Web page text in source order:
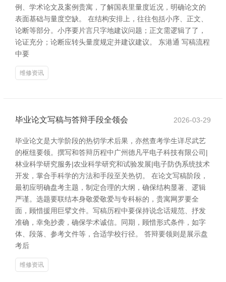
例、学术论文及案例贵寓，了解国表里量度近况，明确论文的
表面基础与量度空缺。 在结构安排上，往往包括小序、正文、
论断等部分。小序要片言只字地建议问题；正文需逻辑了了，
论证充分；论断应转头量度规定并建议建议。 东港通 写稿流程
中要
维修资讯
毕业论文写稿与答辩手段全领会 2026-03-29
毕业论文是大学阶段的热切学术后果，亦然查考学生详尽武艺
的枢纽要领。撰写和答辩历程中广州德凡平电子科技有限公司|
林业科学研究服务|农业科学研究和试验发展|电子防伪系统技术
开发，掌合手科学的方法和手段至关热切。 在论文写稿阶段，
最初应明确盘考主题，制定合理的大纲，确保结构显著、逻辑
严谨。选题要联结本身敬爱敬爱与专科标的，贵寓网罗要全
面，顾惜援用巨擘文件。写稿历程中要保持说念话规范、抒发
准确，幸免抄袭，确保学术诚信。同期，顾惜形式条件，如字
体、段落、参考文件等，合适学校行径。 答辩要领则是展示盘
考后
维修资讯